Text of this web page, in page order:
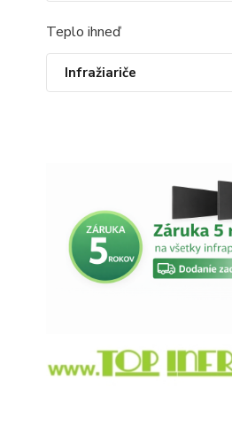
Teplo ihneď
Infražiariče